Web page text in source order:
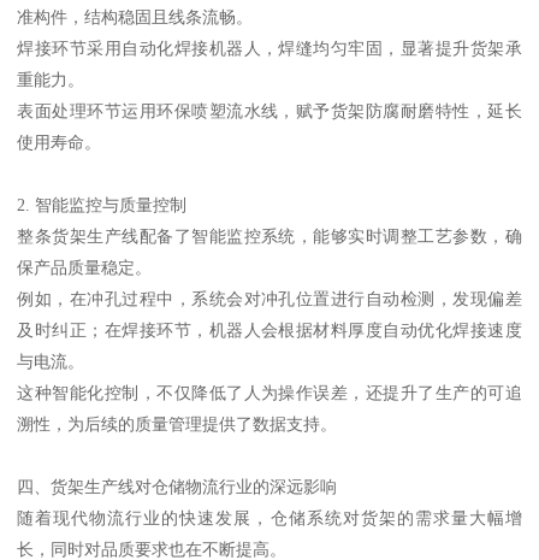
准构件，结构稳固且线条流畅。
焊接环节采用自动化焊接机器人，焊缝均匀牢固，显著提升货架承
重能力。
表面处理环节运用环保喷塑流水线，赋予货架防腐耐磨特性，延长
使用寿命。
2. 智能监控与质量控制
整条货架生产线配备了智能监控系统，能够实时调整工艺参数，确
保产品质量稳定。
例如，在冲孔过程中，系统会对冲孔位置进行自动检测，发现偏差
及时纠正；在焊接环节，机器人会根据材料厚度自动优化焊接速度
与电流。
这种智能化控制，不仅降低了人为操作误差，还提升了生产的可追
溯性，为后续的质量管理提供了数据支持。
四、货架生产线对仓储物流行业的深远影响
随着现代物流行业的快速发展，仓储系统对货架的需求量大幅增
长，同时对品质要求也在不断提高。